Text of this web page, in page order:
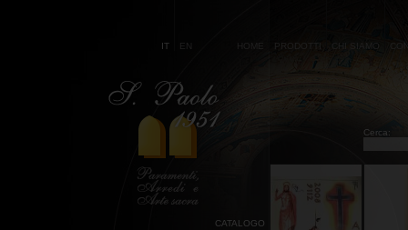
IT EN HOME PRODOTTI CHI SIAMO
Cerca:
CATALOGO